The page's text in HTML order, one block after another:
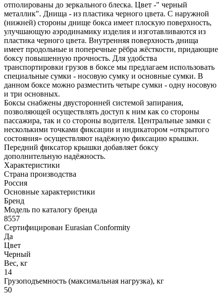
отполированы до зеркального блеска. Цвет -" черный
металлик". Днища - из пластика черного цвета. С наружной
(нижней) стороны днище бокса имеет плоскую поверхность,
улучшающую аэродинамику изделия и изготавливаются из
пластика черного цвета. Внутренняя поверхность днища
имеет продольные и поперечные рёбра жёсткости, придающие
боксу повышенную прочность. Для удобства
транспортировки грузов в боксе мы предлагаем использовать
специальные сумки - носовую сумку и основные сумки. В
данном боксе можно разместить четыре сумки - одну носовую
и три основных.
Боксы снабжены двусторонней системой запирания,
позволяющей осуществлять доступ к ним как со стороны
пассажира, так и со стороны водителя. Центральные замки с
несколькими точками фиксации и индикатором «открытого
состояния» осуществляют надёжную фиксацию крышки.
Передний фиксатор крышки добавляет боксу
дополнительную надёжность.
Характеристики
Страна производства
Россия
Основные характеристики
Бренд
Модель по каталогу бренда
8557
Сертифицирован Eurasian Conformity
Да
Цвет
Черный
Вес, кг
14
Грузоподъемность (максимальная нагрузка), кг
50